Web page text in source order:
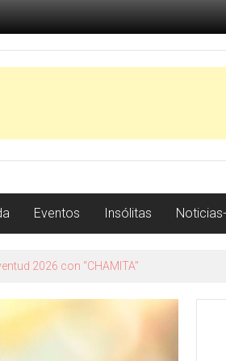
Eventos Insólitas
la gira Me voy a permitir